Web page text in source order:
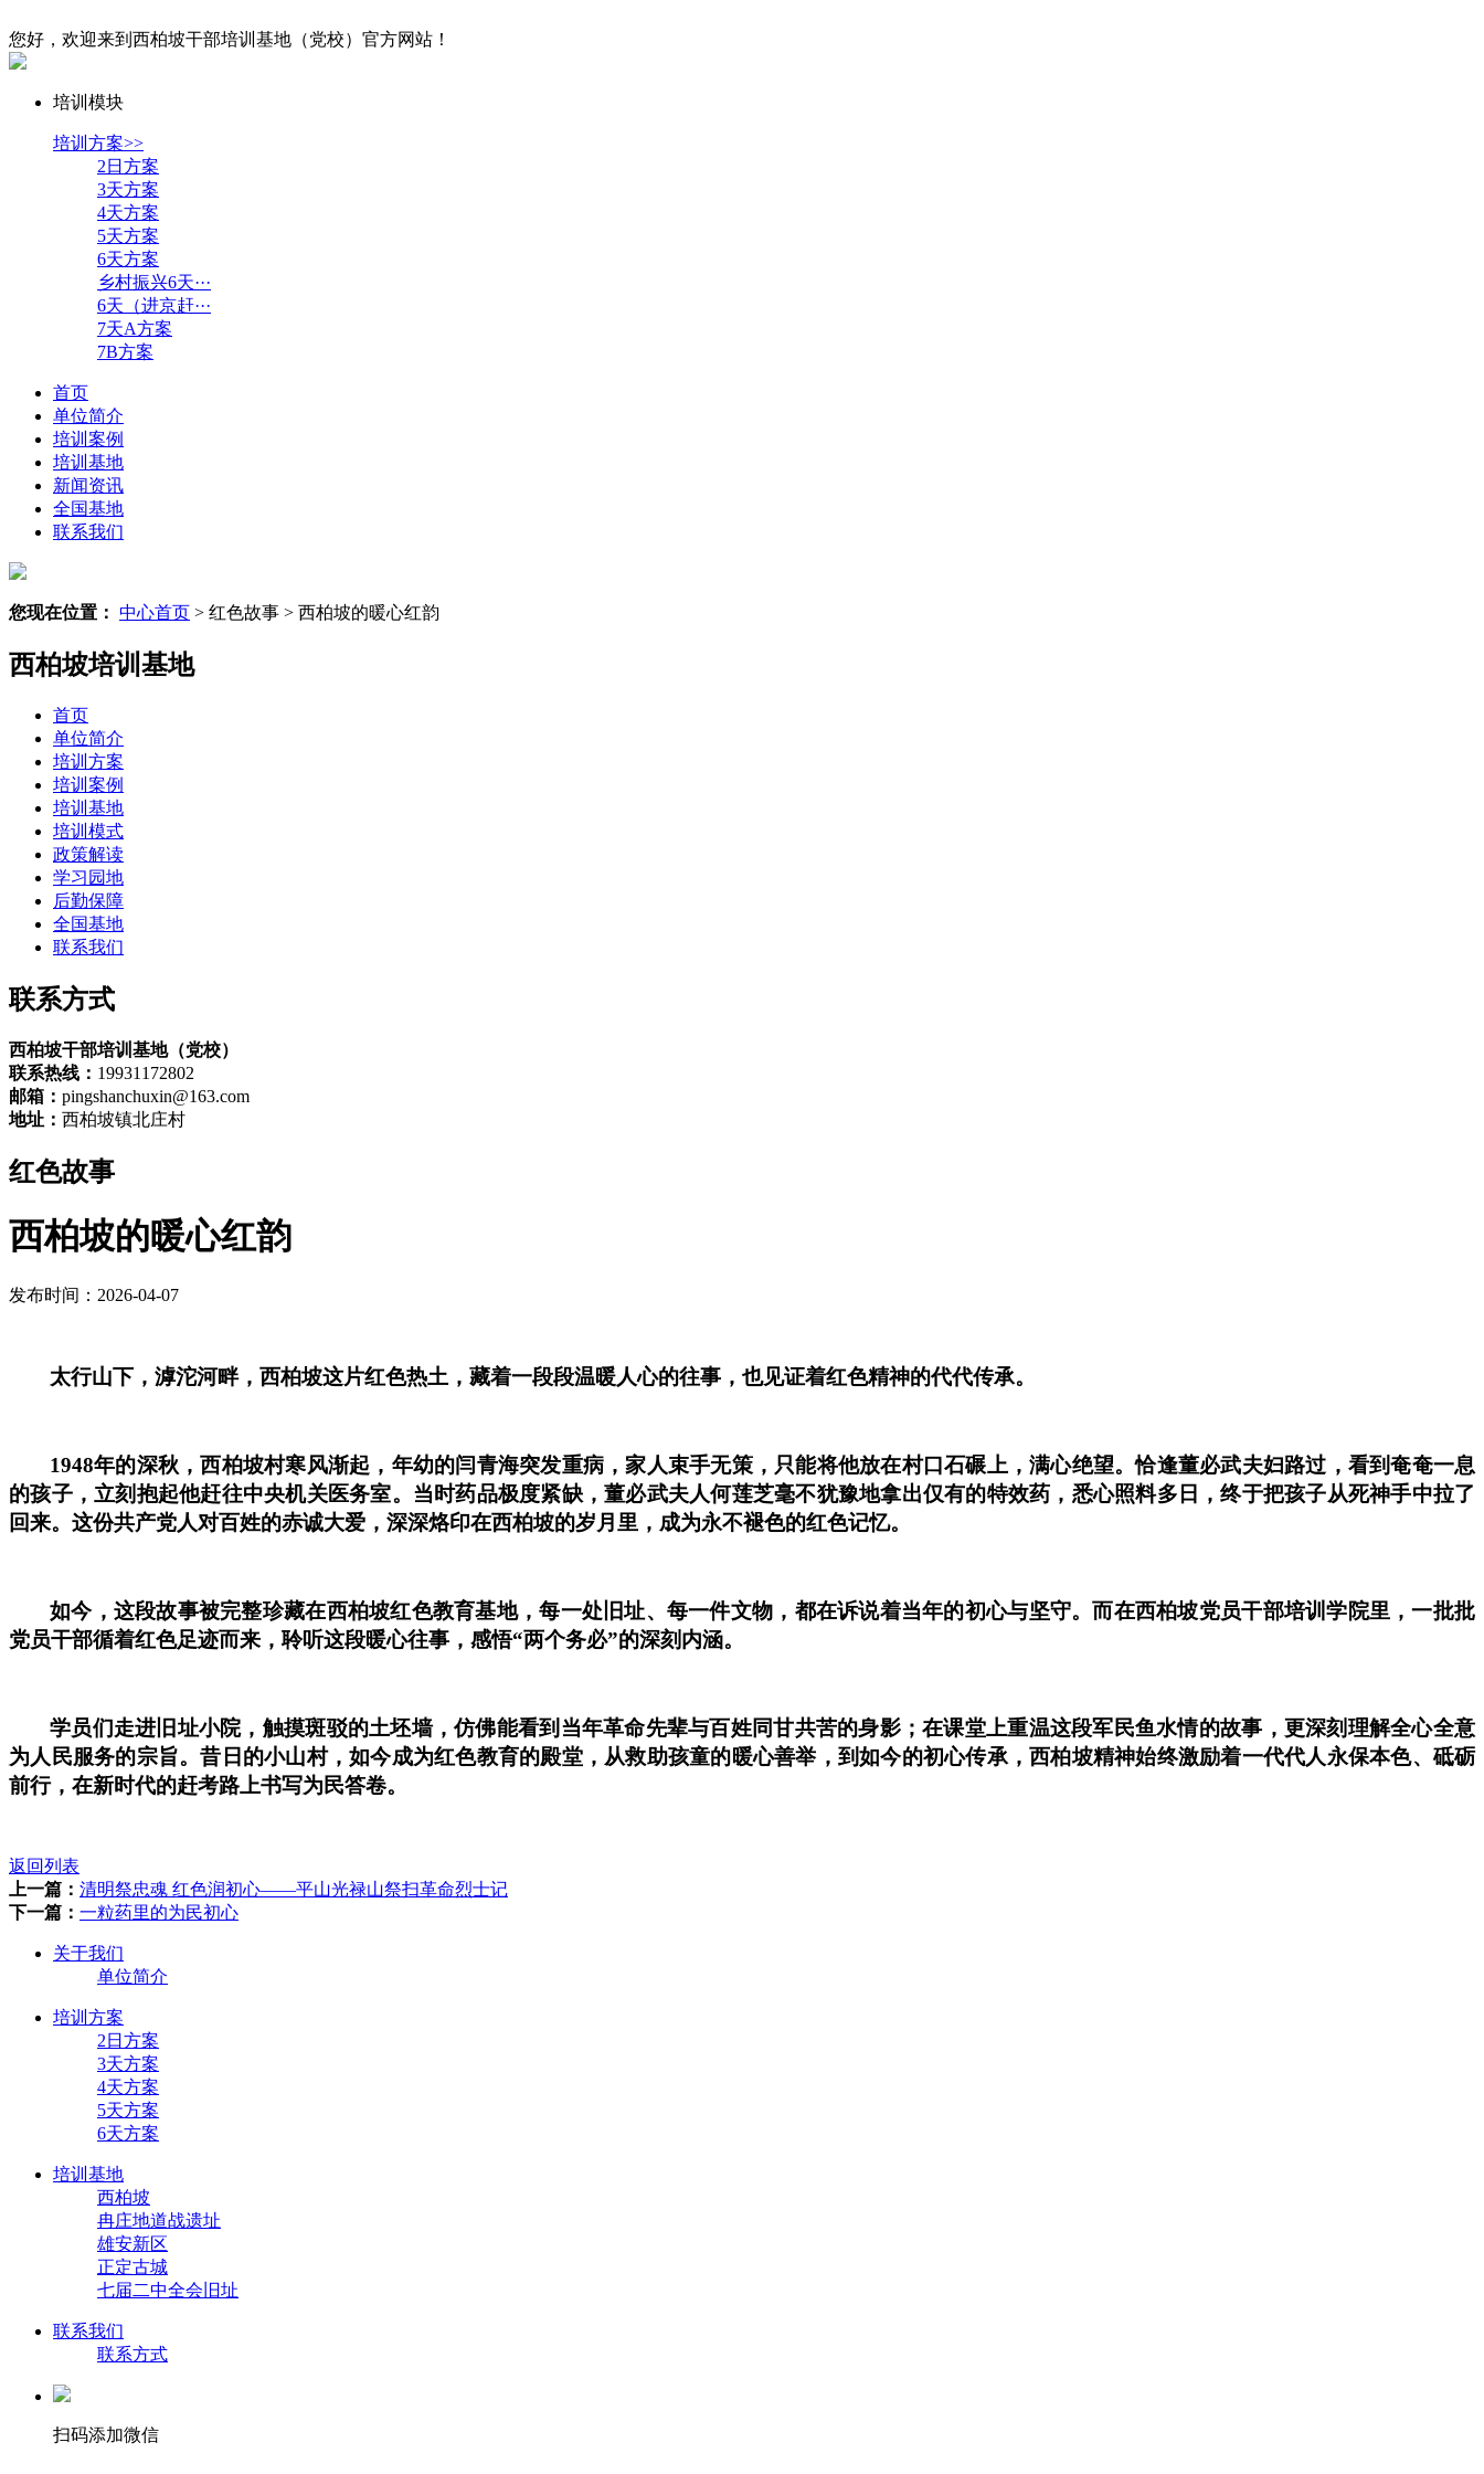
您好，欢迎来到西柏坡干部培训基地（党校）官方网站！
培训模块
培训方案>>
2日方案
3天方案
4天方案
5天方案
6天方案
乡村振兴6天···
6天（进京赶···
7天A方案
7B方案
首页
单位简介
培训案例
培训基地
新闻资讯
全国基地
联系我们
您现在位置： 中心首页 > 红色故事 > 西柏坡的暖心红韵
西柏坡培训基地
首页
单位简介
培训方案
培训案例
培训基地
培训模式
政策解读
学习园地
后勤保障
全国基地
联系我们
联系方式
西柏坡干部培训基地（党校）
联系热线： 19931172802
邮箱： pingshanchuxin@163.com
地址： 西柏坡镇北庄村
红色故事
西柏坡的暖心红韵
发布时间：2026-04-07
太行山下，滹沱河畔，西柏坡这片红色热土，藏着一段段温暖人心的往事，也见证着红色精神的代代传承。
1948年的深秋，西柏坡村寒风渐起，年幼的闫青海突发重病，家人束手无策，只能将他放在村口石碾上，满心绝望。恰逢董必武夫妇路过，看到奄奄一息
的孩子，立刻抱起他赶往中央机关医务室。当时药品极度紧缺，董必武夫人何莲芝毫不犹豫地拿出仅有的特效药，悉心照料多日，终于把孩子从死神手中拉了
回来。这份共产党人对百姓的赤诚大爱，深深烙印在西柏坡的岁月里，成为永不褪色的红色记忆。
如今，这段故事被完整珍藏在西柏坡红色教育基地，每一处旧址、每一件文物，都在诉说着当年的初心与坚守。而在西柏坡党员干部培训学院里，一批批
党员干部循着红色足迹而来，聆听这段暖心往事，感悟“两个务必”的深刻内涵。
学员们走进旧址小院，触摸斑驳的土坯墙，仿佛能看到当年革命先辈与百姓同甘共苦的身影；在课堂上重温这段军民鱼水情的故事，更深刻理解全心全意
为人民服务的宗旨。昔日的小山村，如今成为红色教育的殿堂，从救助孩童的暖心善举，到如今的初心传承，西柏坡精神始终激励着一代代人永保本色、砥砺
前行，在新时代的赶考路上书写为民答卷。
返回列表
上一篇： 清明祭忠魂 红色润初心——平山光禄山祭扫革命烈士记
下一篇： 一粒药里的为民初心
关于我们
单位简介
培训方案
2日方案
3天方案
4天方案
5天方案
6天方案
培训基地
西柏坡
冉庄地道战遗址
雄安新区
正定古城
七届二中全会旧址
联系我们
联系方式
扫码添加微信